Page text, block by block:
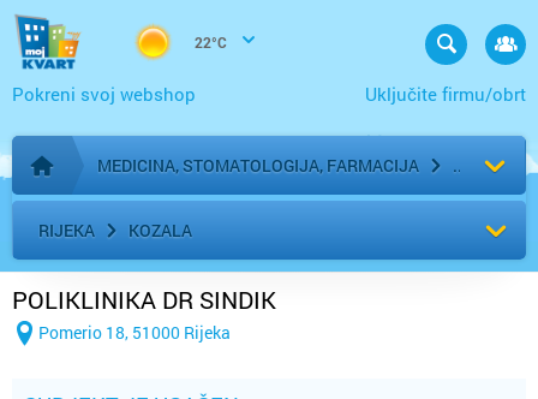
22°C
Uključite firmu/obrt
Pokreni svoj webshop
Početna stranica
MEDICINA, STOMATOLOGIJA, FARMACIJA
RIJEKA KOZALA
POLIKLINIKA DR SINDIK
Pomerio 18, 51000 Rijeka